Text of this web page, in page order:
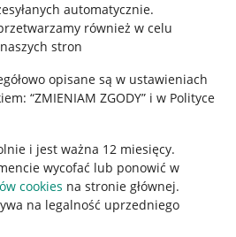
automatycznie.
również w celu
stron
opisane są w ustawieniach
“ZMIENIAM ZGODY” i w Polityce
i jest ważna 12 miesięcy.
wycofać lub ponowić w
cookies na stronie głównej.
na legalność uprzedniego
Cyfrowych